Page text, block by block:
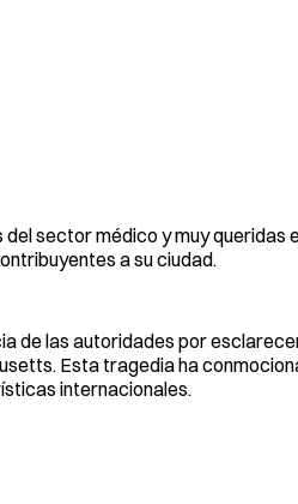
sector médico y muy
a su ciudad.
de las autoridades por
Esta tragedia ha
internacionales.